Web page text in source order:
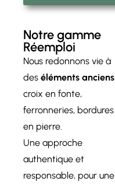
Notre gamme
Réemploi
Nous redonnons vie à
des éléments anciens
croix en fonte,
ferronneries, bordures
en pierre.
Une approche
authentique et
responsable, pour une